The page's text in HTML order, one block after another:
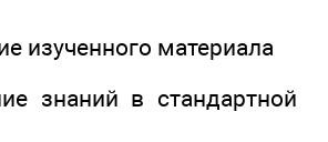
изученного материала
знаний в стандартной